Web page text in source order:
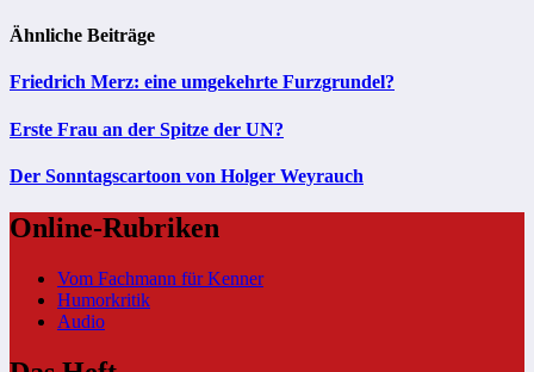
Ähnliche Beiträge
Friedrich Merz: eine umgekehrte Furzgrundel?
Erste Frau an der Spitze der UN?
Der Sonntagscartoon von Holger Weyrauch
Online-Rubriken
Vom Fachmann für Kenner
Humorkritik
Audio